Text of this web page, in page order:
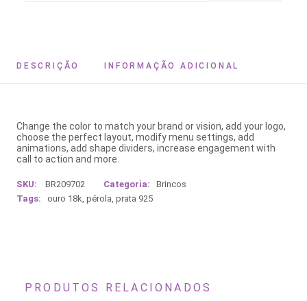
DESCRIÇÃO INFORMAÇÃO ADICIONAL
Change the color to match your brand or vision, add your logo,
choose the perfect layout, modify menu settings, add
animations, add shape dividers, increase engagement with
call to action and more.
SKU: BR209702 Categoria:
Brincos
Tags:
ouro 18k, pérola, prata 925
PRODUTOS RELACIONADOS